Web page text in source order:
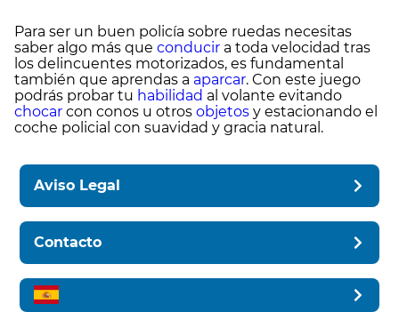
Para ser un buen policía sobre ruedas necesitas
saber algo más que conducir a toda velocidad tras
los delincuentes motorizados, es fundamental
también que aprendas a aparcar. Con este juego
podrás probar tu habilidad al volante evitando
chocar con conos u otros objetos y estacionando el
coche policial con suavidad y gracia natural.
Aviso Legal
Contacto